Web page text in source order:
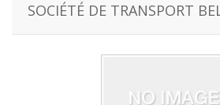
SOCIÉTÉ DE TRANSPORT